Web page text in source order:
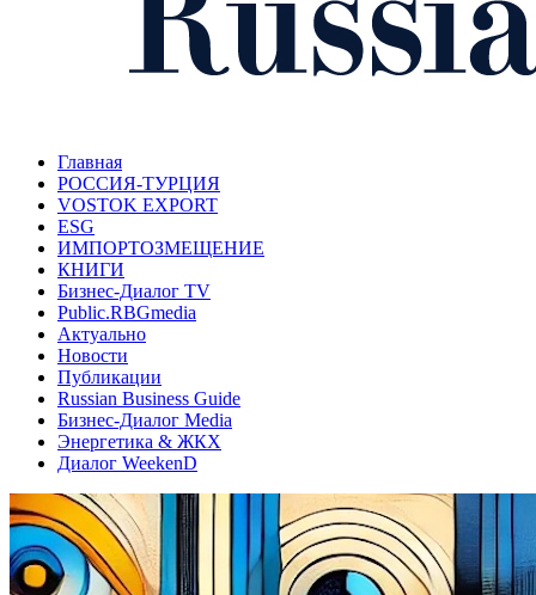
Главная
РОССИЯ-ТУРЦИЯ
VOSTOK EXPORT
ESG
ИМПОРТОЗМЕЩЕНИЕ
КНИГИ
Бизнес-Диалог TV
Public.RBGmedia
Актуально
Новости
Публикации
Russian Business Guide
Бизнес-Диалог Media
Энергетика & ЖКХ
Диалог WeekenD